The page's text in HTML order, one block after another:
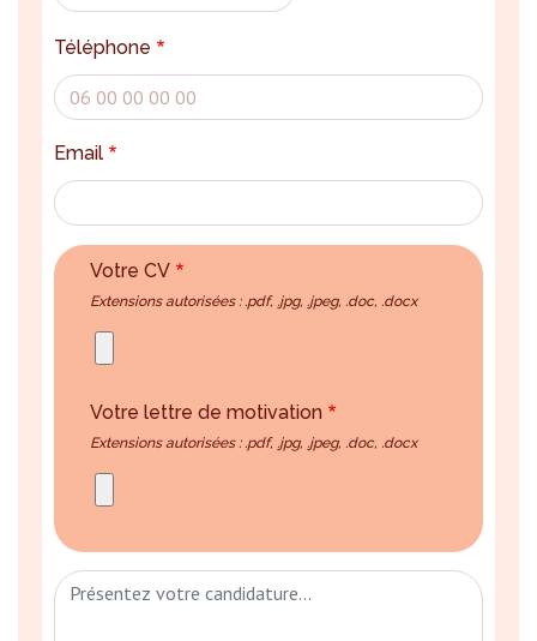
Téléphone
Email
Votre CV
Extensions autorisées : .pdf, .jpg, .jpeg, .doc, .docx
Votre lettre de motivation
Extensions autorisées : .pdf, .jpg, .jpeg, .doc, .docx